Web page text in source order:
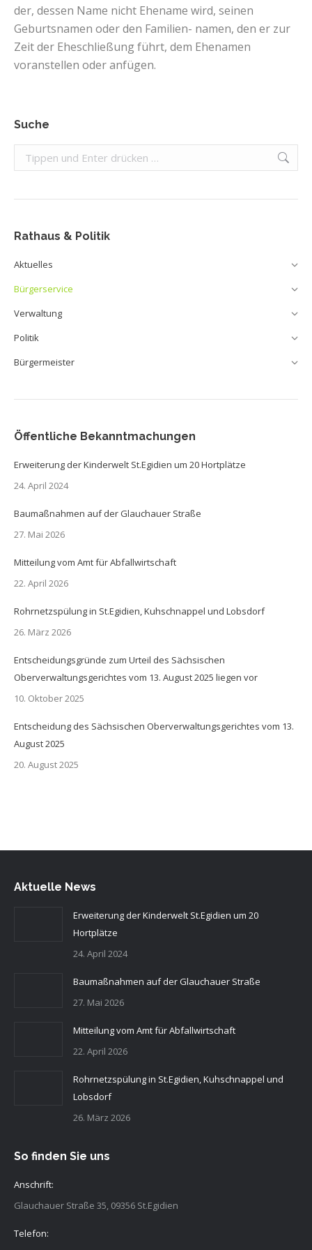
der, dessen Name nicht Ehename wird, seinen
Geburtsnamen oder den Familien- namen, den er zur
Zeit der Eheschließung führt, dem Ehenamen
voranstellen oder anfügen.
Suche
Search:
Rathaus & Politik
Aktuelles
Bürgerservice
Verwaltung
Politik
Bürgermeister
Öffentliche Bekanntmachungen
Erweiterung der Kinderwelt St.Egidien um 20 Hortplätze
24. April 2024
Baumaßnahmen auf der Glauchauer Straße
27. Mai 2026
Mitteilung vom Amt für Abfallwirtschaft
22. April 2026
Rohrnetzspülung in St.Egidien, Kuhschnappel und Lobsdorf
26. März 2026
Entscheidungsgründe zum Urteil des Sächsischen
Oberverwaltungsgerichtes vom 13. August 2025 liegen vor
10. Oktober 2025
Entscheidung des Sächsischen Oberverwaltungsgerichtes vom 13.
August 2025
20. August 2025
Aktuelle News
Erweiterung der Kinderwelt St.Egidien um 20
Hortplätze
24. April 2024
Baumaßnahmen auf der Glauchauer Straße
27. Mai 2026
Mitteilung vom Amt für Abfallwirtschaft
22. April 2026
Rohrnetzspülung in St.Egidien, Kuhschnappel und
Lobsdorf
26. März 2026
So finden Sie uns
Anschrift:
Glauchauer Straße 35, 09356 St.Egidien
Telefon: